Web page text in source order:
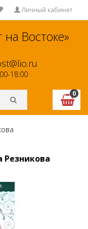
Личный кабинет
Востоке»
18:00
0
Резникова